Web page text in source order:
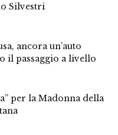
Silvestri
ancora un’auto
il passaggio a livello
per la Madonna della